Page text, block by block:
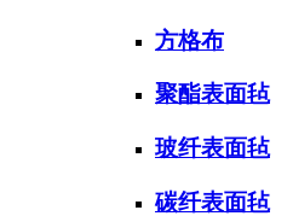
方格布
聚酯表面毡
玻纤表面毡
碳纤表面毡